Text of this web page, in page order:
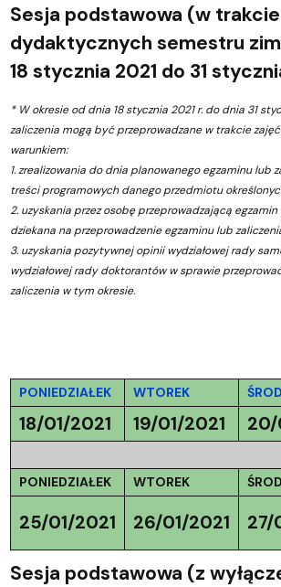
Sesja podstawowa (w
dydaktycznych semestru
18 stycznia 2021 do 31
* W okresie od dnia 18 stycznia 2021 r. do dnia 31
zaliczenia mogą być przeprowadzane w trakcie
warunkiem:
1. zrealizowania do dnia planowanego egzaminu lub
treści programowych danego przedmiotu
2. uzyskania przez osobę przeprowadzającą
dziekana na przeprowadzenie egzaminu lub
3. uzyskania pozytywnej opinii wydziałowej rady
wydziałowej rady doktorantów w sprawie
zaliczenia w tym okresie.
PONIEDZIAŁEK WTOREK
18/01/2021 19/01/2021 20/
PONIEDZIAŁEK WTOREK
25/01/2021 26/01/2021 27/
Sesja podstawowa (z